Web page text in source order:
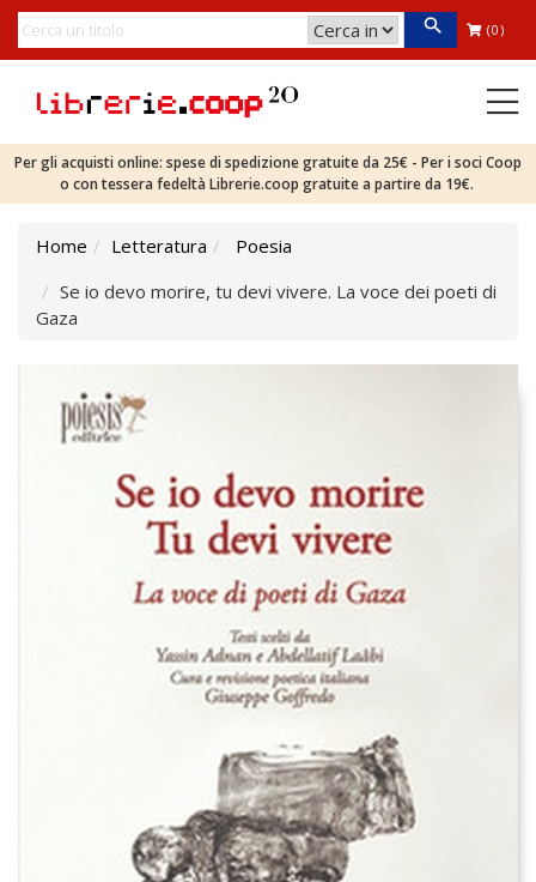
(0)
Per gli acquisti online: spese di spedizione gratuite da 25€ - Per i soci Coop
o con tessera fedeltà Librerie.coop gratuite a partire da 19€.
Home Letteratura
Poesia
Se io devo morire, tu devi vivere. La voce dei poeti di
Gaza